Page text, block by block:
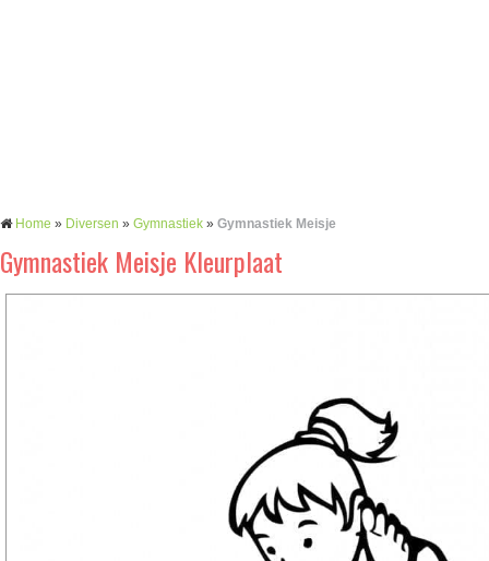
Home » Diversen » Gymnastiek » Gymnastiek Meisje
Gymnastiek Meisje Kleurplaat